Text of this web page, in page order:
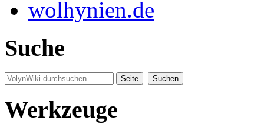
wolhynien.de
Suche
Werkzeuge